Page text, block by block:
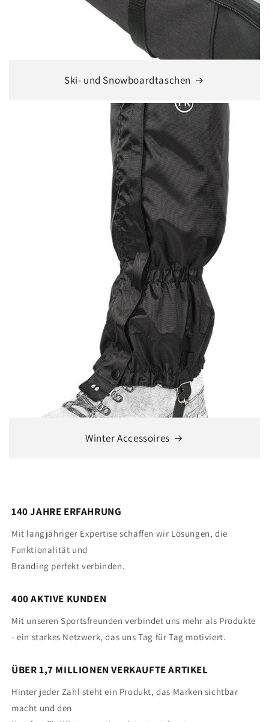
Ski- und Snowboardtaschen
Winter Accessoires
140 JAHRE ERFAHRUNG
Mit langjähriger Expertise schaffen wir Lösungen, die
Funktionalität und
Branding perfekt verbinden.
400 AKTIVE KUNDEN
Mit unseren Sportsfreunden verbindet uns mehr als Produkte
- ein starkes Netzwerk, das uns Tag für Tag motiviert.
ÜBER 1,7 MILLIONEN VERKAUFTE ARTIKEL
Hinter jeder Zahl steht ein Produkt, das Marken sichtbar
macht und den